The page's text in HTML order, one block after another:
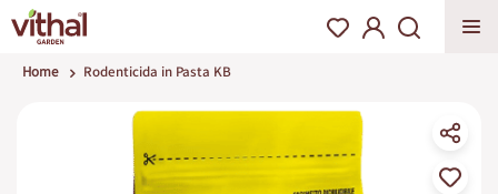
Home Rodenticida in Pasta KB